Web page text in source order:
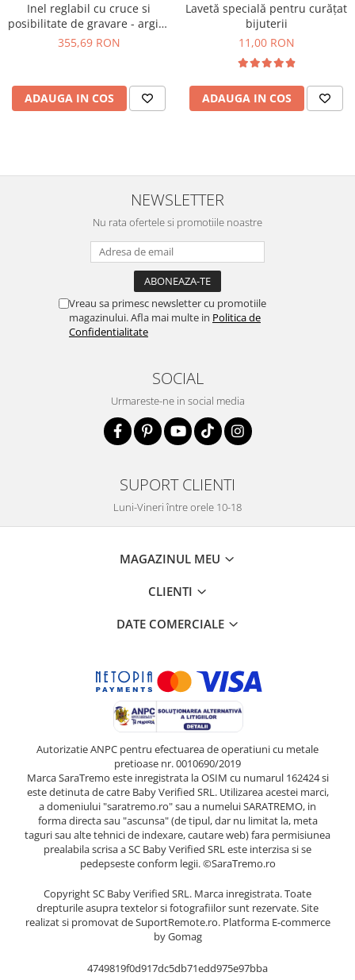
Inel reglabil cu cruce si
posibilitate de gravare - argint
925
355,69 RON
ADAUGA IN COS
Lavetă specială pentru curățat
bijuterii
11,00 RON
ADAUGA IN COS
NEWSLETTER
Nu rata ofertele si promotiile noastre
Vreau sa primesc newsletter cu promotiile
magazinului. Afla mai multe in Politica de
Confidentialitate
SOCIAL
Urmareste-ne in social media
SUPORT CLIENTI
Luni-Vineri între orele 10-18
MAGAZINUL MEU
CLIENTI
DATE COMERCIALE
Autorizatie ANPC pentru efectuarea de operatiuni cu metale
pretioase nr. 0010690/2019
Marca SaraTremo este inregistrata la OSIM cu numarul 162424 si
este detinuta de catre Baby Verified SRL. Utilizarea acestei marci,
a domeniului "saratremo.ro" sau a numelui SARATREMO, in
forma directa sau "ascunsa" (de tipul, dar nu limitat la, meta
taguri sau alte tehnici de indexare, cautare web) fara permisiunea
prealabila scrisa a SC Baby Verified SRL este interzisa si se
pedepseste conform legii. ©SaraTremo.ro
Copyright SC Baby Verified SRL. Marca inregistrata. Toate
drepturile asupra textelor si fotografiilor sunt rezervate. Site
realizat si promovat de SuportRemote.ro. Platforma E-commerce
by Gomag
4749819f0d917dc5db71edd975e97bba